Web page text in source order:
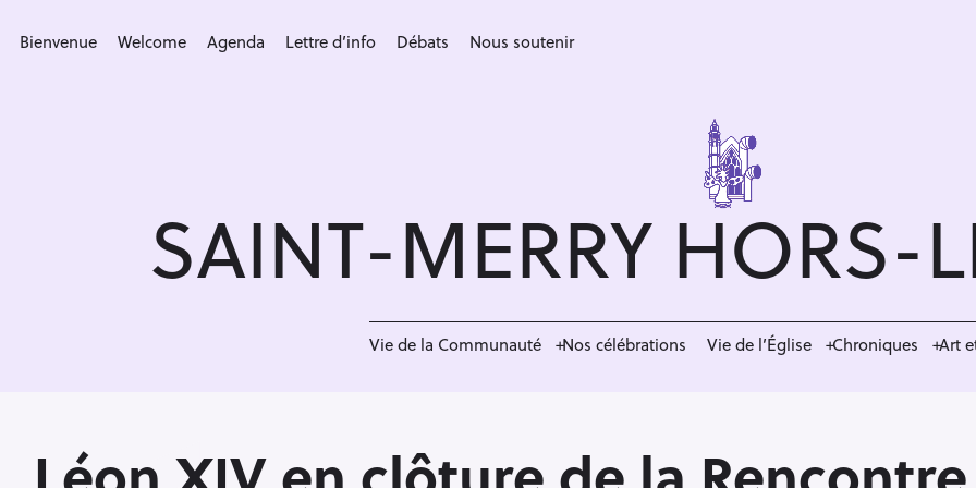
Bienvenue Welcome Agenda Lettre d’info Débats Nous soutenir
SAINT-MERRY HORS-
Vie de la Communauté Nos célébrations Vie de l’Église Chroniques Art